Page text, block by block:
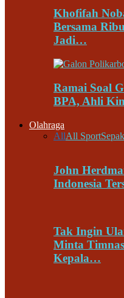
Khofifah
Bersama
Jadi…
Ramai Soal
BPA, Ahli
Olahraga
AllAll Sport
John
Indonesia
Tak Ingin
Minta
Kepala…